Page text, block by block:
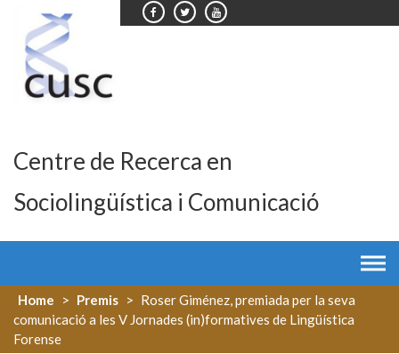
content
Centre de Recerca en
Sociolingüística i Comunicació
Home > Premis > Roser Giménez, premiada per la seva
comunicació a les V Jornades (in)formatives de Lingüística
Forense